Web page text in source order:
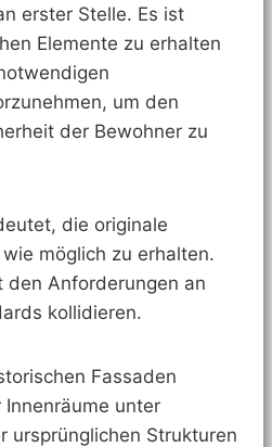
erster Stelle. Es ist
Elemente zu erhalten
um den
der Bewohner zu
die originale
möglich zu erhalten.
den Anforderungen an
kollidieren.
Fassaden
Innenräume unter
ursprünglichen Strukturen